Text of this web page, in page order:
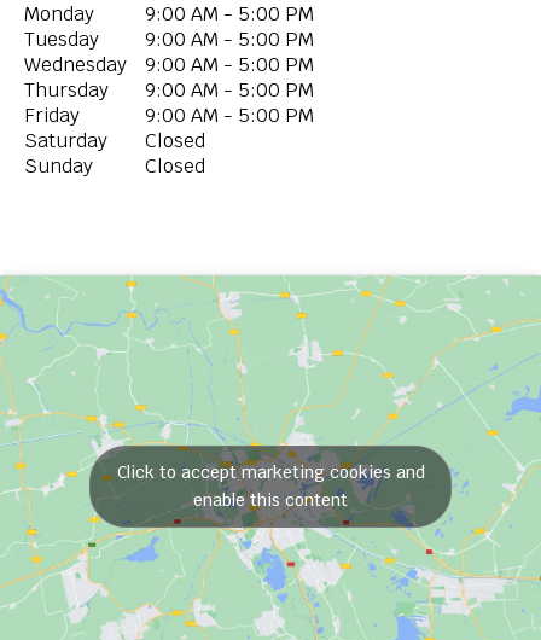
Monday
9:00 AM - 5:00 PM
Tuesday
9:00 AM - 5:00 PM
Wednesday
9:00 AM - 5:00 PM
Thursday
9:00 AM - 5:00 PM
Friday
9:00 AM - 5:00 PM
Saturday
Closed
Sunday
Closed
Click to accept marketing cookies and
enable this content